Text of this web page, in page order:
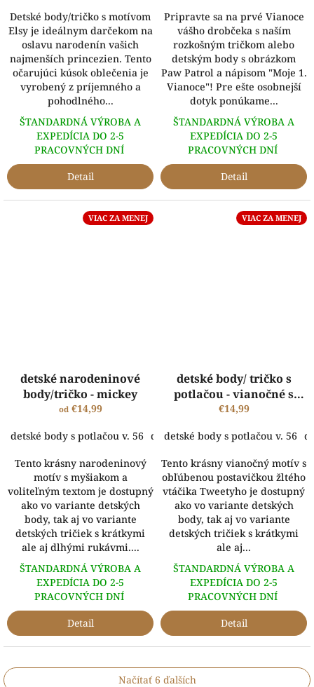
Detské body/tričko s motívom
Elsy je ideálnym darčekom na
oslavu narodenín vašich
najmenších princezien. Tento
očarujúci kúsok oblečenia je
vyrobený z príjemného a
pohodlného...
ŠTANDARDNÁ VÝROBA A
EXPEDÍCIA DO 2-5
PRACOVNÝCH DNÍ
Detail
Pripravte sa na prvé Vianoce
vášho drobčeka s naším
rozkošným tričkom alebo
detským body s obrázkom
Paw Patrol a nápisom "Moje 1.
Vianoce"! Pre ešte osobnejší
dotyk ponúkame...
ŠTANDARDNÁ VÝROBA A
EXPEDÍCIA DO 2-5
PRACOVNÝCH DNÍ
Detail
VIAC ZA MENEJ
detské narodeninové
body/tričko - mickey
od€14,99
detské body s potlačou v. 56 detské body s potlačou v. 62
Tento krásny narodeninový
motív s myšiakom a
voliteľným textom je dostupný
ako vo variante detských
body, tak aj vo variante
detských tričiek s krátkymi
ale aj dlhými rukávmi....
ŠTANDARDNÁ VÝROBA A
EXPEDÍCIA DO 2-5
PRACOVNÝCH DNÍ
Detail
VIAC ZA MENEJ
detské body/ tričko s
potlačou - vianočné s
Tweety
€14,99
detské body s potlačou v. 56
Tento krásny vianočný motív s
obľúbenou postavičkou žltého
vtáčika Tweetyho je dostupný
ako vo variante detských
body, tak aj vo variante
detských tričiek s krátkymi
ale aj...
ŠTANDARDNÁ VÝROBA A
EXPEDÍCIA DO 2-5
PRACOVNÝCH DNÍ
Detail
Načítať 6 ďalších